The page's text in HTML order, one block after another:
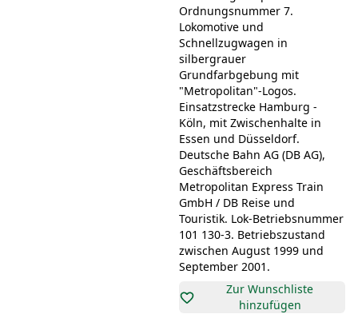
Ordnungsnummer 7.
Lokomotive und
Schnellzugwagen in
silbergrauer
Grundfarbgebung mit
"Metropolitan"-Logos.
Einsatzstrecke Hamburg -
Köln, mit Zwischenhalte in
Essen und Düsseldorf.
Deutsche Bahn AG (DB AG),
Geschäftsbereich
Metropolitan Express Train
GmbH / DB Reise und
Touristik. Lok-Betriebsnummer
101 130-3. Betriebszustand
zwischen August 1999 und
September 2001.
Zur Wunschliste
hinzufügen